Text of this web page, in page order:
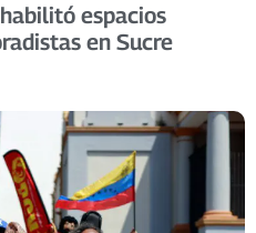
espacios
en Sucre